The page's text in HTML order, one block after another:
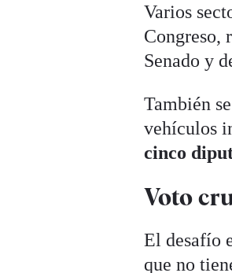
Varios
Congreso,
Senado y
También
vehículos
cinco
Voto
El desafío
que no